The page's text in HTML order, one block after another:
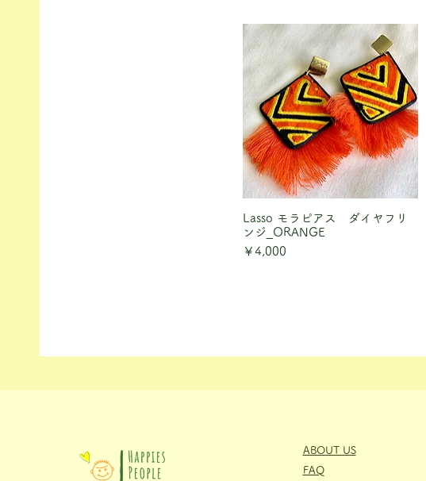
クイックビュー
Lasso モラピアス ダイヤフリ
ンジ_ORANGE
価格
￥4,000
ABOUT US
FAQ